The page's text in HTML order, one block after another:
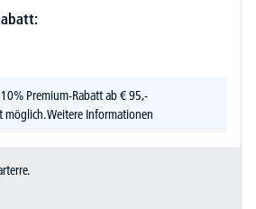
Premium-Rabatt ab € 95,-
möglich.Weitere Informationen